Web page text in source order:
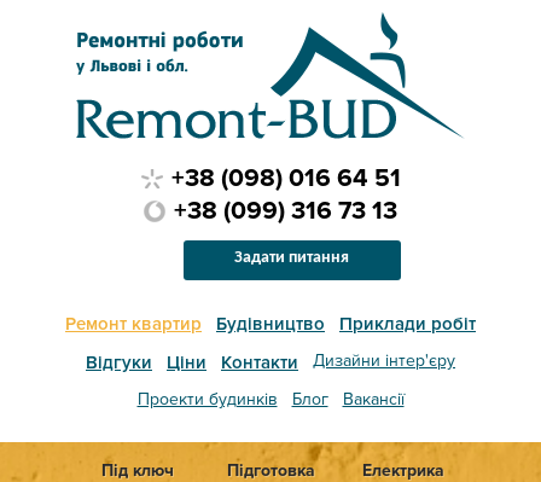
Ремонт квартир Будівництво
Приклади робіт
Відгуки
Ціни Контакти
Дизайни інтер'єру
Проекти будинків
Блог Вакансії
+38 (098) 016 64 51
+38 (099) 316 73 13
Задати питання
Під ключ Підготовка Електрика